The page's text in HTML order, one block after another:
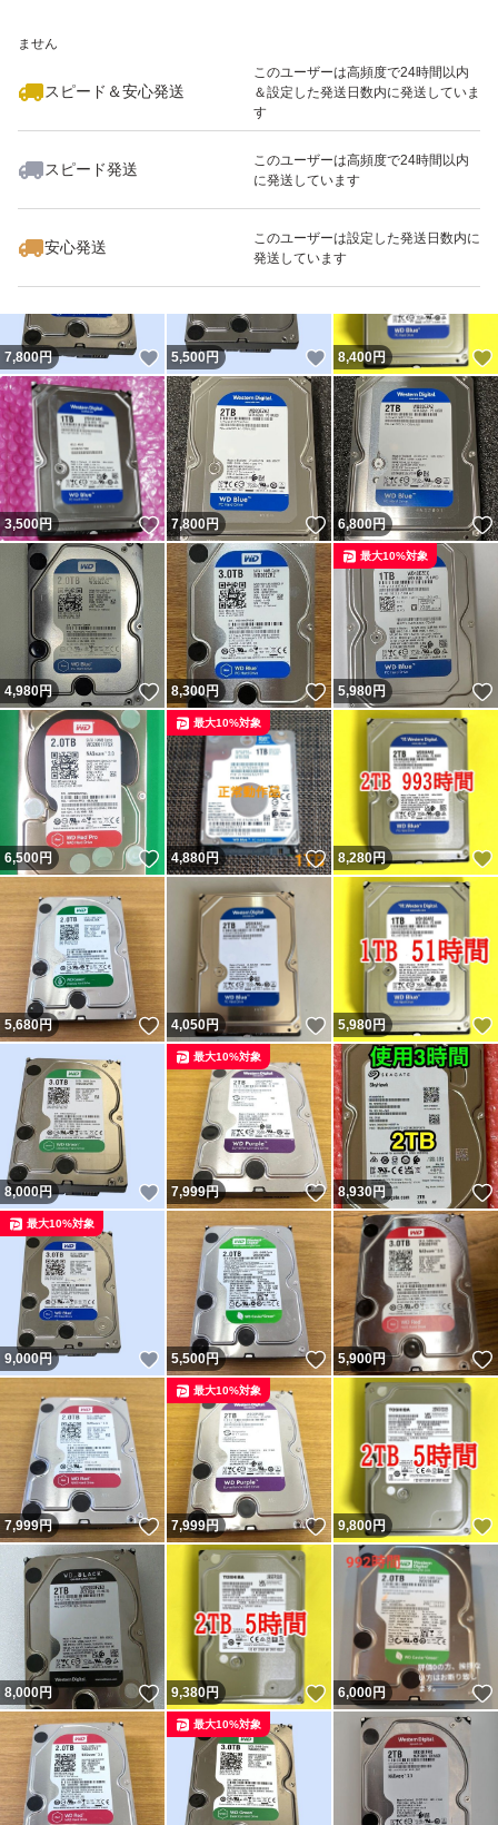
ません
スピード＆安心発送
このユーザーは高頻度で24時間以内
＆設定した発送日数内に発送していま
す
スピード発送
このユーザーは高頻度で24時間以内
に発送しています
安心発送
このユーザーは設定した発送日数内に
発送しています
いいね！
4,700
7,800円 いいね！
5,500円 いいね！
8,400円
3,500円 いいね！
7,800円 いいね！
6,800円
4,980円 いいね！
8,300円 いいね！
5,980円
最大10%対象
6,500円 いいね！
4,880円 いいね！
最大10%対象
8,280円
5,680円 いいね！
4,050円 いいね！
5,980円
8,000円 いいね！
7,999円 いいね！
最大10%対象
8,930円
9,000円 いいね！
最大10%対象
5,500円 いいね！
5,900円
7,999円 いいね！
7,999円 いいね！
最大10%対象
9,800円
8,000円 いいね！
9,380円 いいね！
6,000円
最大10%対象